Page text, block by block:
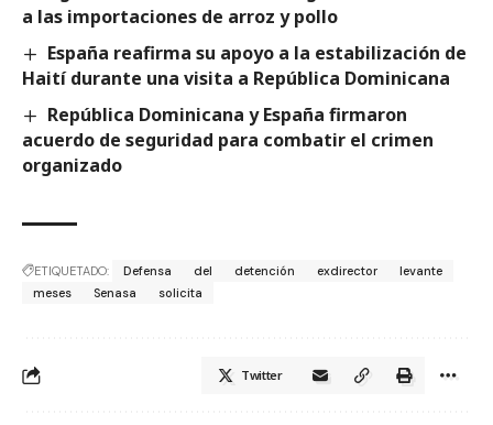
a las importaciones de arroz y pollo
España reafirma su apoyo a la estabilización de
Haití durante una visita a República Dominicana
República Dominicana y España firmaron
acuerdo de seguridad para combatir el crimen
organizado
ETIQUETADO: Defensa del detención exdirector
levante
meses
Senasa solicita
Twitter